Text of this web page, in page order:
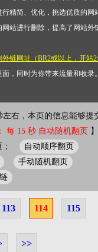
精简、优化，挑选优质的网
站进行删除，提高了网站外
外链网址（BR2或以上，开站
，同时为你带来流量和收录
左右，本页的信息能够提
每 15 秒 自动随机翻页 】
自动顺序翻页
手动随机翻页
113 114 115
>>